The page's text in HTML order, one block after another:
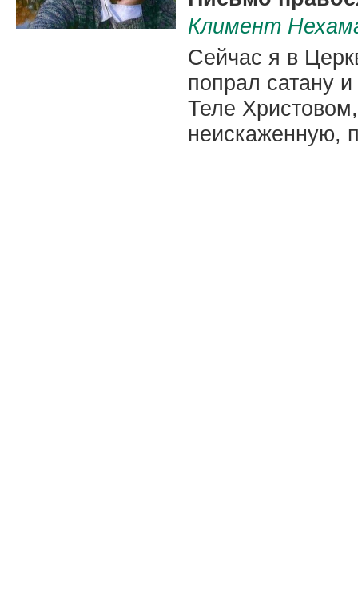
Климент
Сейчас я в
попрал сатану
Теле
неискаженную,